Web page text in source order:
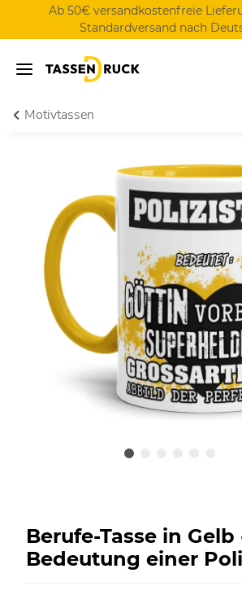
Ab 50€ versandkostenfreie
Standardversand nach
Motivtassen
Berufe-Tasse in Gelb
Bedeutung einer